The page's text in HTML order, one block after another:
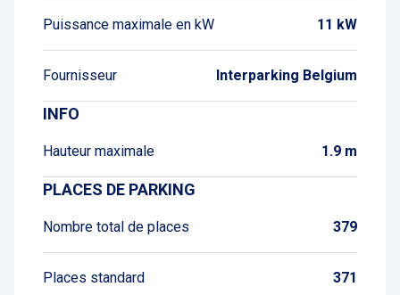
Puissance maximale en kW 11 kW
Fournisseur Interparking Belgium
INFO
Hauteur maximale 1.9 m
PLACES DE PARKING
Nombre total de places 379
Places standard 371